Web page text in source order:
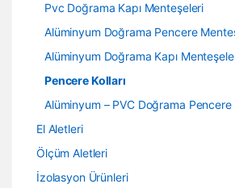
Pvc Doğrama Kapı Menteşeleri
Alüminyum Doğrama Pencere
Alüminyum Doğrama Kapı
Pencere Kolları
Alüminyum – PVC Doğrama Pencere
El Aletleri
Ölçüm Aletleri
İzolasyon Ürünleri